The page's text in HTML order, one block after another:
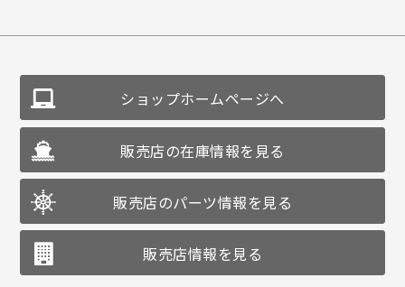
ショップホームページへ
販売店の在庫情報を見る
販売店のパーツ情報を見る
販売店情報を見る